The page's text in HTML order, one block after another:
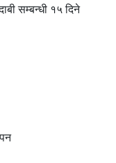
सम्बन्धी १५ दिने